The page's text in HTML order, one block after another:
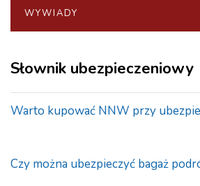
WYWIADY
Słownik ubezpieczeniowy
Warto kupować NNW przy
Czy można ubezpieczyć bagaż